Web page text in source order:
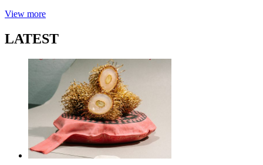
View more
LATEST